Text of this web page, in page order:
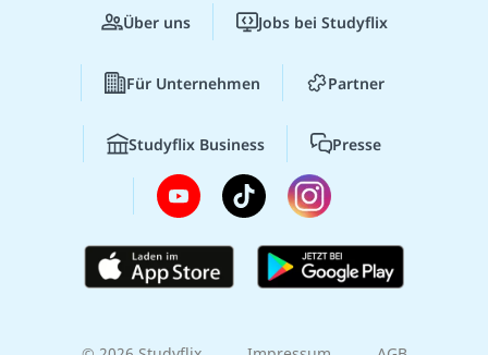
Über uns Jobs bei Studyflix
Für Unternehmen Partner
Studyflix Business Presse